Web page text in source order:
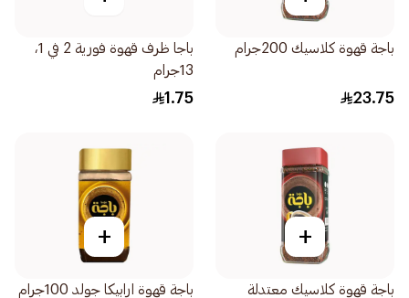
باجة قهوة كلاسيك 200جرام
23.75
باجا ظرف قهوة فورية 2 في 1،
13جرام
1.75
+
باجة قهوة كلاسيك معتدلة
+
باجة قهوة ارابيكا جولد 100جرام